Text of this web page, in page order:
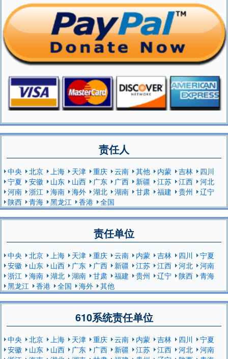
责任人
中央 北京 上海 天津 重庆 云南 其他 内蒙 吉林
四川
宁夏
安徽 山东 山西 广东 广西 新疆 江苏 江西
河北
河南
浙江 海南 海外 湖北 湖南 甘肃 福建 贵州
辽宁
陕西
青海 黑龙江 香港 全国
责任单位
中央 北京 上海 天津 重庆 云南 内蒙 吉林 四川
宁夏
安徽
山东 山西 广东 广西 新疆 江苏 江西 河北
河南
浙江
海南 湖北 湖南 甘肃 福建 贵州 辽宁 陕西
青海
黑龙江
香港 全国 海外 其他
610系统责任单位
中央 北京 上海 天津 重庆 云南 内蒙 吉林 四川
宁夏
安徽
山东 山西 广东 广西 新疆 江苏 江西 河北
河南